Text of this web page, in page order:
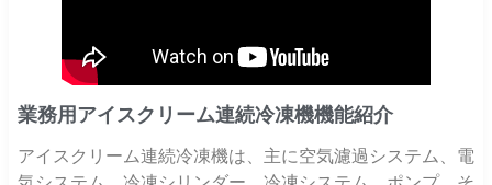
業務用アイスクリーム連続冷凍機機能紹介
アイスクリーム連続冷凍機は、主に空気濾過システム、電